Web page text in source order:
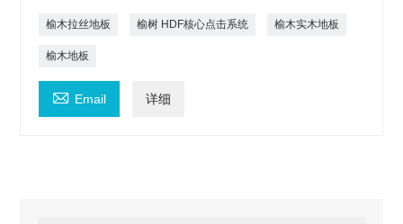
榆木拉丝地板 榆树 HDF核心点击系统 榆木实木地板
榆木地板
 Email 详细